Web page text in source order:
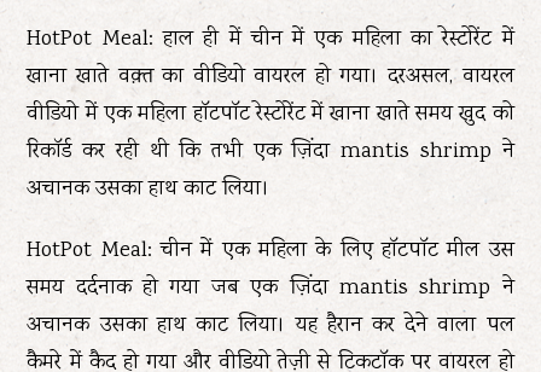
HotPot Meal: हाल ही में चीन में एक महिला का रेस्टोरेंट में
खाना खाते वक़्त का वीडियो वायरल हो गया। दरअसल, वायरल
वीडियो में एक महिला हॉटपॉट रेस्टोरेंट में खाना खाते समय खुद को
रिकॉर्ड कर रही थी कि तभी एक ज़िंदा mantis shrimp ने
अचानक उसका हाथ काट लिया।
HotPot Meal: चीन में एक महिला के लिए हॉटपॉट मील उस
समय दर्दनाक हो गया जब एक ज़िंदा mantis shrimp ने
अचानक उसका हाथ काट लिया। यह हैरान कर देने वाला पल
कैमरे में कैद हो गया और वीडियो तेज़ी से टिकटॉक पर वायरल हो